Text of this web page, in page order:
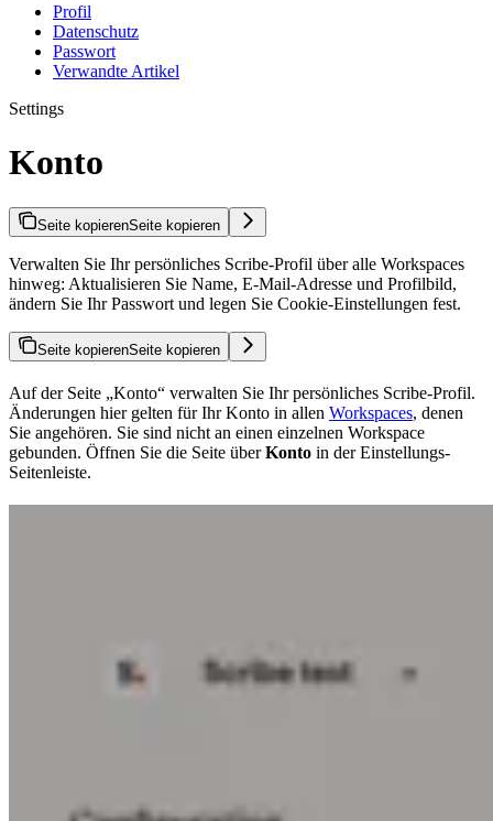
Profil
Datenschutz
Passwort
Verwandte Artikel
Settings
Konto
Seite kopierenSeite kopieren
Verwalten Sie Ihr persönliches Scribe-Profil über alle Workspaces
hinweg: Aktualisieren Sie Name, E-Mail-Adresse und Profilbild,
ändern Sie Ihr Passwort und legen Sie Cookie-Einstellungen fest.
Seite kopierenSeite kopieren
Auf der Seite „Konto“ verwalten Sie Ihr persönliches Scribe-Profil.
Änderungen hier gelten für Ihr Konto in allen Workspaces, denen
Sie angehören. Sie sind nicht an einen einzelnen Workspace
gebunden. Öffnen Sie die Seite überKonto in der Einstellungs-
Seitenleiste.